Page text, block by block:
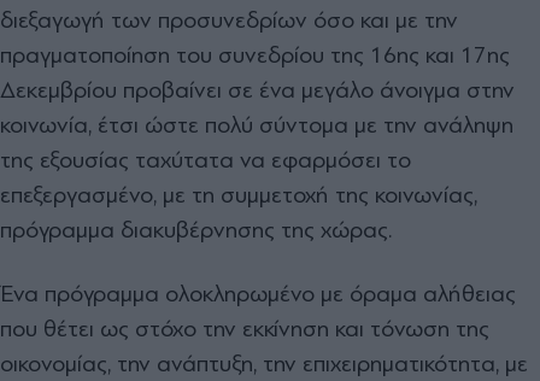
διεξαγωγή των προσυνεδρίων όσο και με την
πραγματοποίηση του συνεδρίου της 16ης και 17ης
Δεκεμβρίου προβαίνει σε ένα μεγάλο άνοιγμα στην
κοινωνία, έτσι ώστε πολύ σύντομα με την ανάληψη
της εξουσίας ταχύτατα να εφαρμόσει το
επεξεργασμένο, με τη συμμετοχή της κοινωνίας,
πρόγραμμα διακυβέρνησης της χώρας.
Ένα πρόγραμμα ολοκληρωμένο με όραμα αλήθειας
που θέτει ως στόχο την εκκίνηση και τόνωση της
οικονομίας, την ανάπτυξη, την επιχειρηματικότητα, με